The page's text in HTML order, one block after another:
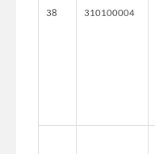
38 310100004